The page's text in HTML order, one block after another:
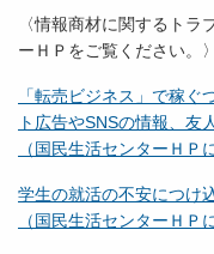
〈情報商材に関するト
ーＨＰをご覧ください。〉
「転売ビジネス」で稼
ト広告やSNSの情報、友
（国民生活センターＨＰ
学生の就活の不安につけ
（国民生活センターＨＰ